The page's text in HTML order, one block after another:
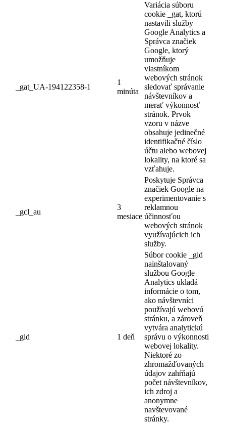
_gat_UA-194122358-1
1
minúta
Variácia súboru
cookie _gat, ktorú
nastavili služby
Google Analytics a
Správca značiek
Google, ktorý
umožňuje
vlastníkom
webových stránok
sledovať správanie
návštevníkov a
merať výkonnosť
stránok. Prvok
vzoru v názve
obsahuje jedinečné
identifikačné číslo
účtu alebo webovej
lokality, na ktoré sa
vzťahuje.
_gcl_au
3
mesiace
Poskytuje Správca
značiek Google na
experimentovanie s
reklamnou
účinnosťou
webových stránok
využívajúcich ich
služby.
_gid 1 deň
Súbor cookie _gid
nainštalovaný
službou Google
Analytics ukladá
informácie o tom,
ako návštevníci
používajú webovú
stránku, a zároveň
vytvára analytickú
správu o výkonnosti
webovej lokality.
Niektoré zo
zhromažďovaných
údajov zahŕňajú
počet návštevníkov,
ich zdroj a
anonymne
navštevované
stránky.